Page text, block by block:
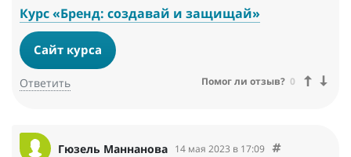
заказчиками. Каждое задание было очень интересное. Как
спикер, вы прекрасно владели информацией и удерживали
внимание публики. В конце курса мы с вами разговаривали
уже на одном языке. Итоговый проект заставил меня
включить все свои ресурсы, силы, мышление и креатив.
Спасибо за то, что прокачали мой мозг.
Курс «Бренд: создавай и защищай»
Сайт курса
Ответить Помог ли отзыв? 0
Гюзель Маннанова 14 мая 2023 в 17:09